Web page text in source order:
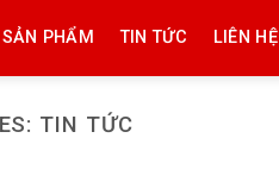
SẢN PHẨM TIN TỨC LIÊN HỆ
TIN TỨC